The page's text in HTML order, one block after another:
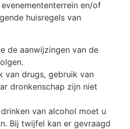
en/of
huisregels van
de aanwijzingen van de
van drugs, gebruik van
dronkenschap zijn niet
van alcohol moet u
Bij twijfel kan er gevraagd